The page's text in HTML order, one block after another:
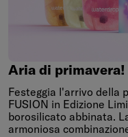
Aria di primavera!
Aria di primavera!
Festeggia l'arrivo della
FUSION in Edizione
borosilicato abbinata.
armoniosa